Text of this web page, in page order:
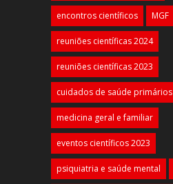
encontros científicos MGF
reuniões científicas 2024
reuniões científicas 2023
cuidados de saúde primários
medicina geral e familiar
eventos científicos 2023
psiquiatria e saúde mental